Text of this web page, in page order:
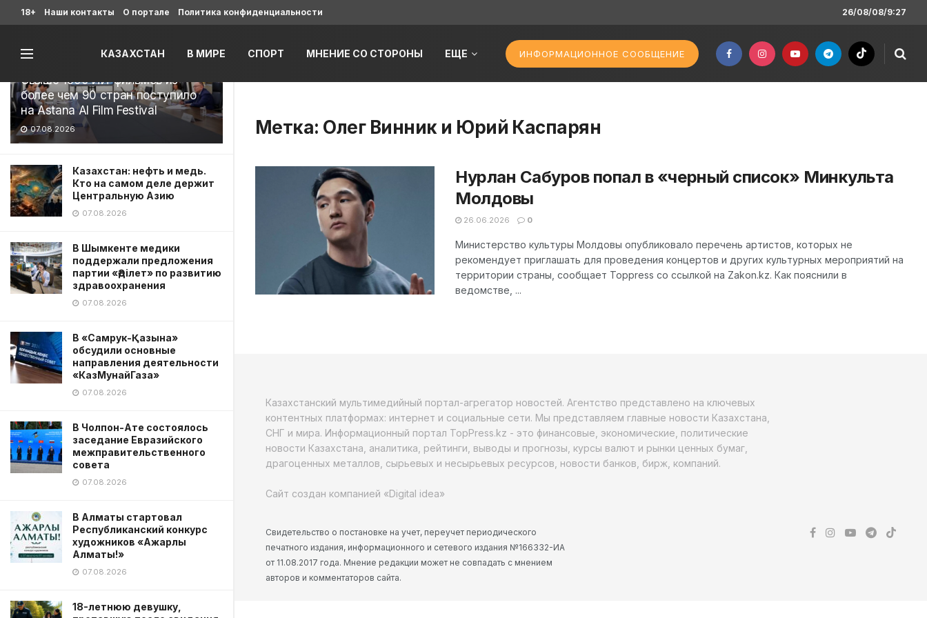
Последние
Свыше 1900 ИИ-фильмов из
более чем 90 стран поступило
на Astana AI Film Festival
07.08.2026
Казахстан: нефть и медь.
Кто на самом деле держит
Центральную Азию
07.08.2026
В Шымкенте медики
поддержали предложения
партии «Әділет» по развитию
здравоохранения
07.08.2026
В «Самрук-Қазына»
обсудили основные
направления деятельности
«КазМунайГаза»
07.08.2026
В Чолпон-Ате состоялось
заседание Евразийского
межправительственного
совета
07.08.2026
В Алматы стартовал
Республиканский конкурс
художников «Ажарлы
Алматы!»
07.08.2026
18-летнюю девушку,
18+ Наши контакты О портале Политика конфиденциальности 26/08/08/9:27
КАЗАХСТАН В МИРЕ СПОРТ МНЕНИЕ СО СТОРОНЫ ЕЩЕ ИНФОРМАЦИОННОЕ СООБЩЕНИЕ
Метка: Олег Винник и Юрий Каспарян
Нурлан Сабуров попал в «черный список» Минкульта
Молдовы
26.06.2026 0
Министерство культуры Молдовы опубликовало перечень артистов, которых не
рекомендует приглашать для проведения концертов и других культурных мероприятий на
территории страны, сообщает Toppress со ссылкой на Zakon.kz. Как пояснили в
ведомстве, ...
Казахстанский мультимедийный портал-агрегатор новостей. Агентство представлено на ключевых
контентных платформах: интернет и социальные сети. Мы представляем главные новости Казахстана,
СНГ и мира. Информационный портал TopPress.kz - это финансовые, экономические, политические
новости Казахстана, аналитика, рейтинги, выводы и прогнозы, курсы валют и рынки ценных бумаг,
драгоценных металлов, сырьевых и несырьевых ресурсов, новости банков, бирж, компаний.
Сайт создан компанией «Digital idea»
Свидетельство о постановке на учет, переучет периодического
печатного издания, информационного и сетевого издания №166332-ИА
от 11.08.2017 года. Мнение редакции может не совпадать с мнением
авторов и комментаторов сайта.